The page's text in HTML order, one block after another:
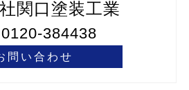
関口塗装工業
0120-384438
問い合わせ